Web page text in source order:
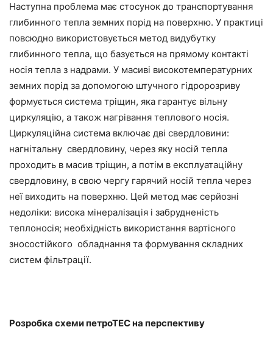
Наступна проблема має стосунок до транспортування
глибинного тепла земних порід на поверхню. У практиці
повсюдно використовується метод видубутку
глибинного тепла, що базується на прямому контакті
носія тепла з надрами. У масиві високотемпературних
земних порід за допомогою штучного гідророзриву
формується система тріщин, яка гарантує вільну
циркуляцію, а також нагрівання теплового носія.
Циркуляційна система включає дві свердловини:
нагнітальну свердловину, через яку носій тепла
проходить в масив тріщин, а потім в експлуатаційну
свердловину, в свою чергу гарячий носій тепла через
неї виходить на поверхню. Цей метод має серйозні
недоліки: висока мінералізація і забрудненість
теплоносія; необхідність використання вартісного
зносостійкого обладнання та формування складних
систем фільтрації.
Розробка схеми петроТЕС на перспективу